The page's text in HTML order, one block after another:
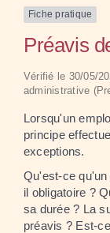
Fiche pratique
Préavis
Vérifié le 30/05/
administrative
Lorsqu'un
principe
exceptions.
Qu'est-ce
il obligatoire ?
sa durée ? La
préavis ? Est-